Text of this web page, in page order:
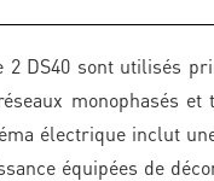
2 DS40 sont utilisés
monophasés et
électrique inclut
équipées de